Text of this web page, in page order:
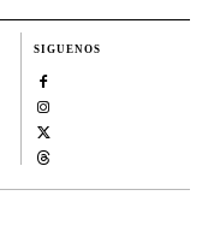
SIGUENOS